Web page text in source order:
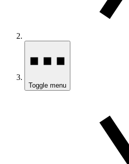
Toggle menu